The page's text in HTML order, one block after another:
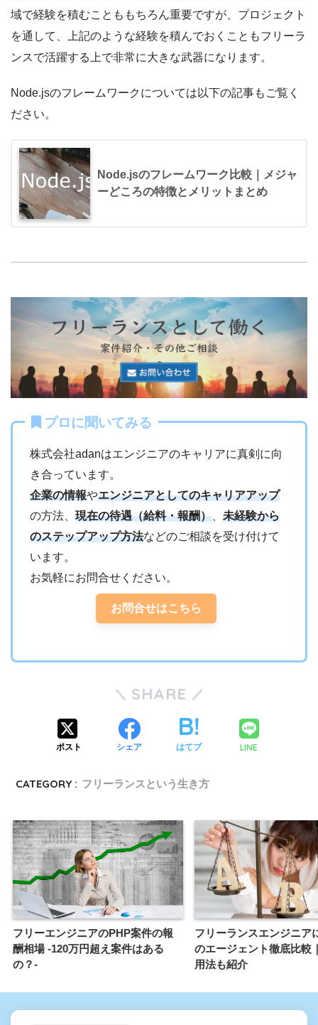
域で経験を積むことももちろん重要ですが、プロジェクト
を通して、上記のような経験を積んでおくこともフリーラ
ンスで活躍する上で非常に大きな武器になります。
Node.jsのフレームワークについては以下の記事もご覧く
ださい。
Node.jsのフレームワーク比較｜メジャ
ーどころの特徴とメリットまとめ
プロに聞いてみる
株式会社adanはエンジニアのキャリアに真剣に向
き合っています。
企業の情報やエンジニアとしてのキャリアアップ
の方法、 現在の待遇（給料・報酬）
未経験から
のステップアップ方法などのご相談を受け付けて
います。
お気軽にお問合せください。
お問合せはこちら
SHARE
ポスト シェア はてブ LINE
CATEGORY : フリーランスという生き方
フリーエンジニアのPHP案件の報
酬相場 -120万円超え案件はある
の？-
フリーランスエンジニア
のエージェント徹底比較
用法も紹介